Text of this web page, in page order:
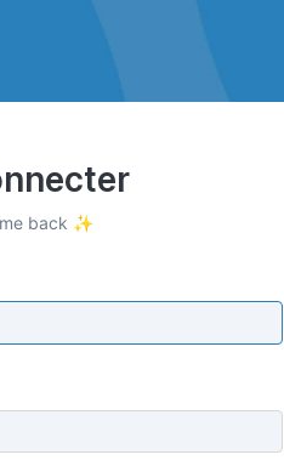
back ✨